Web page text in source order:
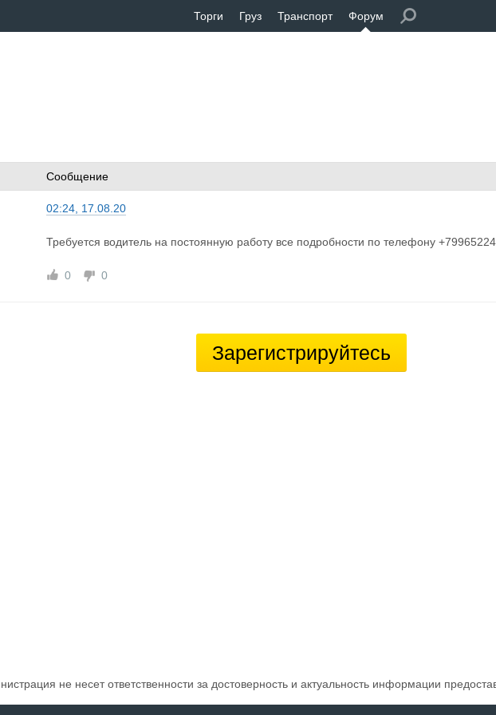
Торги Груз Транспорт Форум
Сообщение
02:24, 17.08.20
Требуется водитель на постоянную работу все подробности по телефону
0 0
Зарегистрируйтесь
не несет ответственности за достоверность и актуальность информации